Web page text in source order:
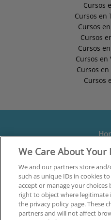
Cursos
Cursos en
Cursos
Cursos
Cursos
Cursos en
Cursos en
Cursos
We Care About Your
We and our partners store
such as unique IDs in cookies
accept or manage your
right to object where legitimate
the privacy policy page. These
partners and will not affect